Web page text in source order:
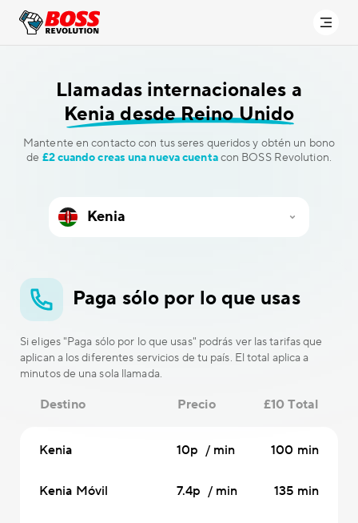
Llamadas internacionales a
Kenia desde Reino Unido
Mantente en contacto con tus seres queridos y obtén un bono
de £2 cuando creas una nueva cuentacon BOSS Revolution.
Paga sólo por lo que usas
Si eliges "Paga sólo por lo que usas" podrás ver las tarifas que
aplican a los diferentes servicios de tu país. El total aplica a
minutos de una sola llamada.
Destino Precio £10 Total
Kenia 10p / min 100 min
Kenia Móvil 7.4p / min 135 min